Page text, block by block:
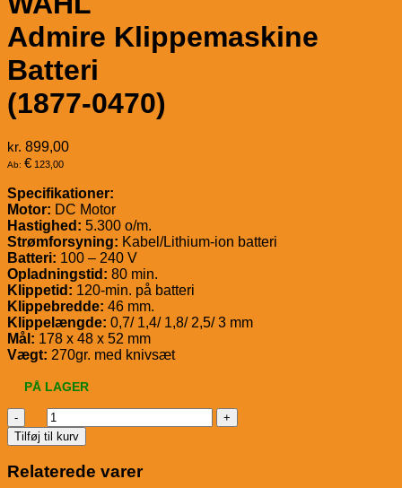
Admire Klippemaskine
Batteri
(1877-0470)
kr. 899,00
Ab: € 123,00
Specifikationer:
Motor: DC Motor
Hastighed: 5.300 o/m.
Strømforsyning: Kabel/Lithium-ion batteri
Batteri: 100 – 240 V
Opladningstid: 80 min.
Klippetid: 120-min. på batteri
Klippebredde: 46 mm.
Klippelængde: 0,7/ 1,4/ 1,8/ 2,5/ 3 mm
Mål: 178 x 48 x 52 mm
Vægt: 270gr. med knivsæt
PÅ LAGER
WAHL
Admire
KlippemaskineBatteri(1877-
0470)
antal
Tilføj til kurv
Relaterede varer